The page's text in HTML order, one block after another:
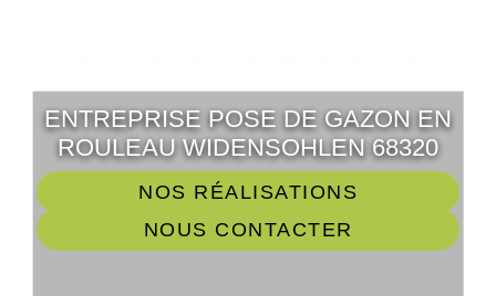
ENTREPRISE POSE DE GAZON EN
ROULEAU WIDENSOHLEN 68320
NOS RÉALISATIONS
NOUS CONTACTER